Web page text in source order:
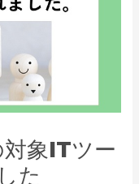
象ITツー
た